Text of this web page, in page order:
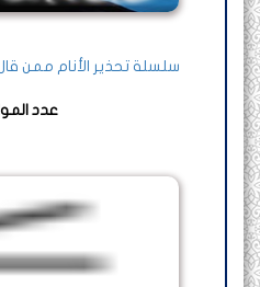
سلسلة تحذير الأنام ممن
عدد